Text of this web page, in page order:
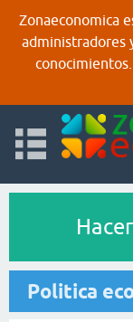
Zonaeconomica
administradores
Politica